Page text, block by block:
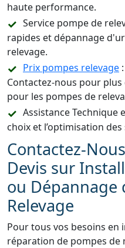
haute performance.
Service pompe de
rapides et dépannage
relevage.
Prix pompes relevage
Contactez-nous pour
pour les pompes de
Assistance Technique
choix et l’optimisation
Contactez-
Devis sur
ou Dépannage
Relevage
Pour tous vos besoins
réparation de pompes de